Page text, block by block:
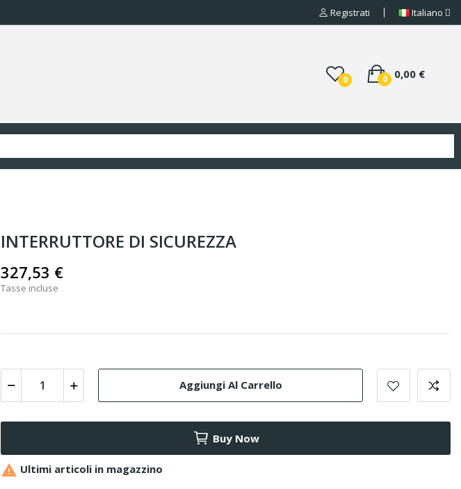
Registrati Italiano
0 0,00 €
0
INTERRUTTORE DI SICUREZZA
327,53 €
Tasse incluse
Aggiungi Al Carrello
Buy Now
 Ultimi articoli in magazzino